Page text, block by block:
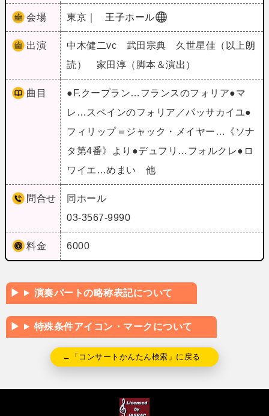
会場 東京｜ 王子ホール
出演
中木健二vc 武田宗典 久世星佳（以上朗
読） 家田淳（脚本＆演出）
曲目
●F.クープラン…フランスのフォリア●マ
レ…スペインのフォリア／パッサカイユ●
フィリップ＝ジャック・メイヤー…《ソナ
タ第4番》より●デュフリ…フォルクレ●ロ
ワイエ…めまい 他
問合せ
同ホール
03-3567-9990
料金 6000
演奏パートの略称表記について
特殊条件アイコン・マークについて
←「コンサートかんたん検索」に戻る